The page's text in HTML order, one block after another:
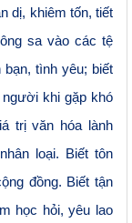
dị, khiêm tốn, tiết
sa vào các tệ
bạn, tình yêu; biết
khi gặp khó
trị văn hóa lành
loại. Biết tôn
đồng. Biết tận
học hỏi, yêu lao